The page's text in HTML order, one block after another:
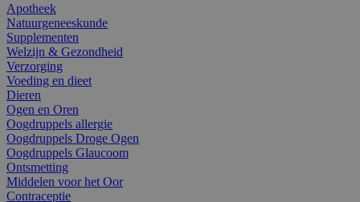
Apotheek
Natuurgeneeskunde
Supplementen
Welzijn & Gezondheid
Verzorging
Voeding en dieet
Dieren
Ogen en Oren
Oogdruppels allergie
Oogdruppels Droge Ogen
Oogdruppels Glaucoom
Ontsmetting
Middelen voor het Oor
Contraceptie